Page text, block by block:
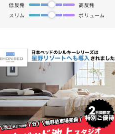
低反発
高反発
スリム
ボリューム